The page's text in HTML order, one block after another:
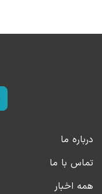
درباره ما
تماس با ما
همه اخبار